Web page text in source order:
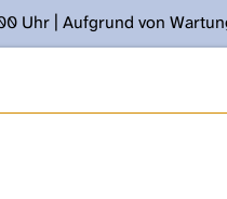
Uhr | Aufgrund von